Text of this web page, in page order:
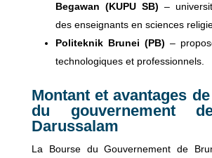
Begawan (KUPU SB) –
des enseignants en sciences
Politeknik Brunei (PB) –
technologiques et professionnels.
Montant et avantages
du gouvernement
Darussalam
La Bourse du Gouvernement de